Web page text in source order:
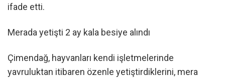
ifade etti.
Merada yetişti 2 ay kala besiye alındı
Çimendağ, hayvanları kendi işletmelerinde
yavruluktan itibaren özenle yetiştirdiklerini, mera